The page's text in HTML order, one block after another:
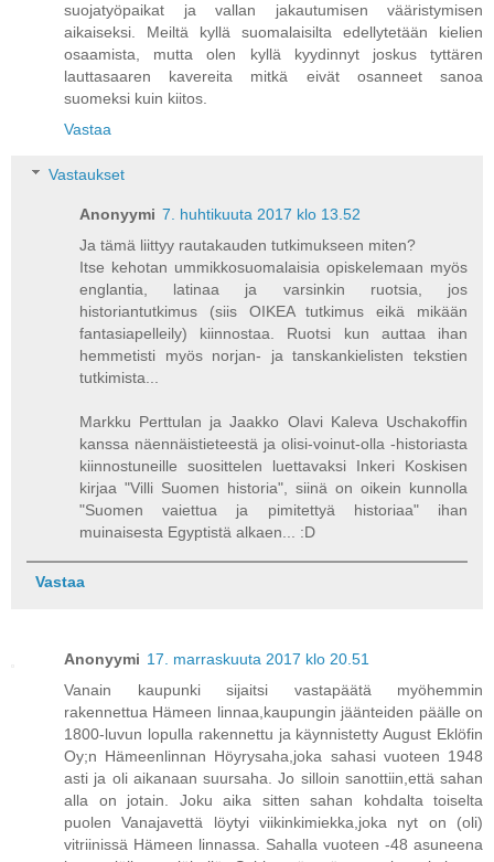
suojatyöpaikat ja vallan jakautumisen vääristymisen
aikaiseksi. Meiltä kyllä suomalaisilta edellytetään kielien
osaamista, mutta olen kyllä kyydinnyt joskus tyttären
lauttasaaren kavereita mitkä eivät osanneet sanoa
suomeksi kuin kiitos.
Vastaa
Vastaukset
Anonyymi 7. huhtikuuta 2017 klo 13.52
Ja tämä liittyy rautakauden tutkimukseen miten?
Itse kehotan ummikkosuomalaisia opiskelemaan myös
englantia, latinaa ja varsinkin ruotsia, jos
historiantutkimus (siis OIKEA tutkimus eikä mikään
fantasiapelleily) kiinnostaa. Ruotsi kun auttaa ihan
hemmetisti myös norjan- ja tanskankielisten tekstien
tutkimista...
Markku Perttulan ja Jaakko Olavi Kaleva Uschakoffin
kanssa näennäistieteestä ja olisi-voinut-olla -historiasta
kiinnostuneille suosittelen luettavaksi Inkeri Koskisen
kirjaa "Villi Suomen historia", siinä on oikein kunnolla
"Suomen vaiettua ja pimitettyä historiaa" ihan
muinaisesta Egyptistä alkaen... :D
Vastaa
Anonyymi 17. marraskuuta 2017 klo 20.51
Vanain kaupunki sijaitsi vastapäätä myöhemmin
rakennettua Hämeen linnaa,kaupungin jäänteiden päälle on
1800-luvun lopulla rakennettu ja käynnistetty August Eklöfin
Oy;n Hämeenlinnan Höyrysaha,joka sahasi vuoteen 1948
asti ja oli aikanaan suursaha. Jo silloin sanottiin,että sahan
alla on jotain. Joku aika sitten sahan kohdalta toiselta
puolen Vanajavettä löytyi viikinkimiekka,joka nyt on (oli)
vitriinissä Hämeen linnassa. Sahalla vuoteen -48 asuneena